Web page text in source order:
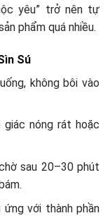
yêu” trở nên tự
phẩm quá nhiều.
Sú
không bôi vào
giác nóng rát hoặc
sau 20–30 phút
với thành phần